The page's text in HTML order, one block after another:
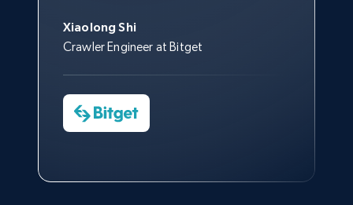
engagement rate, Comment engagement rate,
Like engagement rate, Bio link, Predicted lang,
and more.
8.3K+ 963+
Youtube - Videos posts
Xiaolong Shi
Crawler Engineer at Bitget
トなしでは急成長を遂げること
はできなかったでしょう。
Data Science Specialist
Sarah Melville
Media Director at YouGov Sport
サポートおよび開発スタッフの
おかげで、多くのプロセスを最
Charmagne Cruz
Head of Reporting & Analytics, Business
今すぐ観る
Yorgos Panzaris
CTO at Convert Group
す。
Cheddi Rai
CEO at AdRetreaver